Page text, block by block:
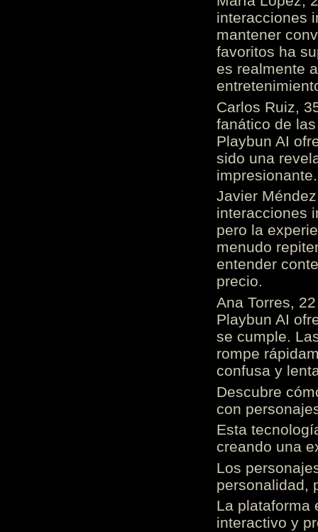
interacciones
mantener
favoritos ha
es realmente
Carlos Ruiz,
fanático de
Playbun AI
sido una
Javier
interacciones
pero la
menudo
entender
precio.
Ana Torres,
Playbun AI
se cumple.
rompe
confusa y
Descubre
con
Esta
creando una
Los
personalidad,
La plataforma
interactivo y